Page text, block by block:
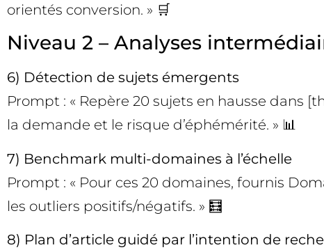
orientés conversion. » 🛒
Niveau 2 – Analyses
6) Détection de sujets émergents
Prompt : « Repère 20 sujets en hausse dans
la demande et le risque d’éphémérité. » 📊
7) Benchmark multi-domaines à l’échelle
Prompt : « Pour ces 20 domaines, fournis
les outliers positifs/négatifs. » 🧮
8) Plan d’article guidé par l’intention de